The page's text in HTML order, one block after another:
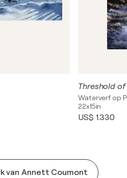
Threshold
Waterverf op
22x15in
US$ 1.330
van Annett Coumont